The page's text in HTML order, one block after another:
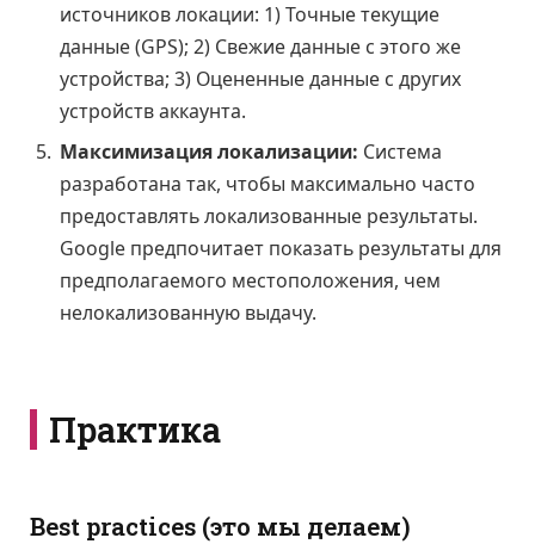
источников локации: 1) Точные текущие
данные (GPS); 2) Свежие данные с этого же
устройства; 3) Оцененные данные с других
устройств аккаунта.
Максимизация локализации: Система
разработана так, чтобы максимально часто
предоставлять локализованные результаты.
Google предпочитает показать результаты для
предполагаемого местоположения, чем
нелокализованную выдачу.
Практика
Best practices (это мы делаем)